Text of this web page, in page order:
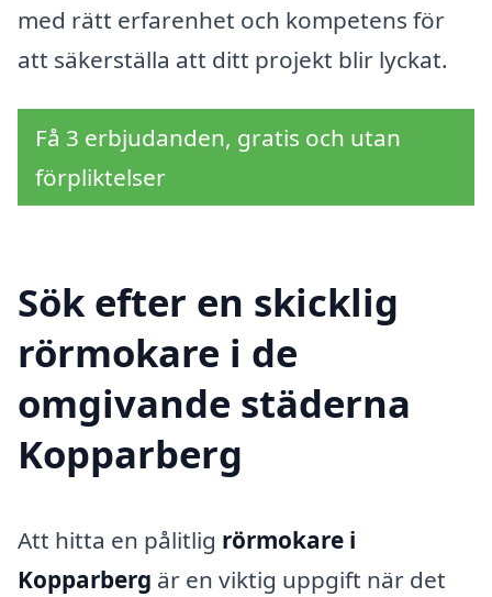
med rätt erfarenhet och kompetens för
att säkerställa att ditt projekt blir lyckat.
Få 3 erbjudanden, gratis och utan
förpliktelser
Sök efter en skicklig
rörmokare i de
omgivande städerna
Kopparberg
Att hitta en pålitlig rörmokare i
Kopparberg är en viktig uppgift när det